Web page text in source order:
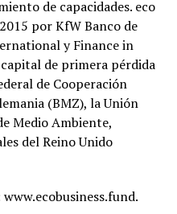
de capacidades. eco
por KfW Banco de
y Finance in
de primera pérdida
de Cooperación
(BMZ), la Unión
Medio Ambiente,
del Reino Unido